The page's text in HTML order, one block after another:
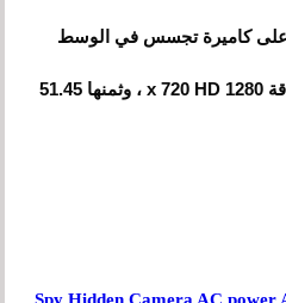
على كاميرة تجسس في الوسط
قادرة على تصوير فيديو HD بدقة 1280 x 720 HD ، وثمنها 51.45